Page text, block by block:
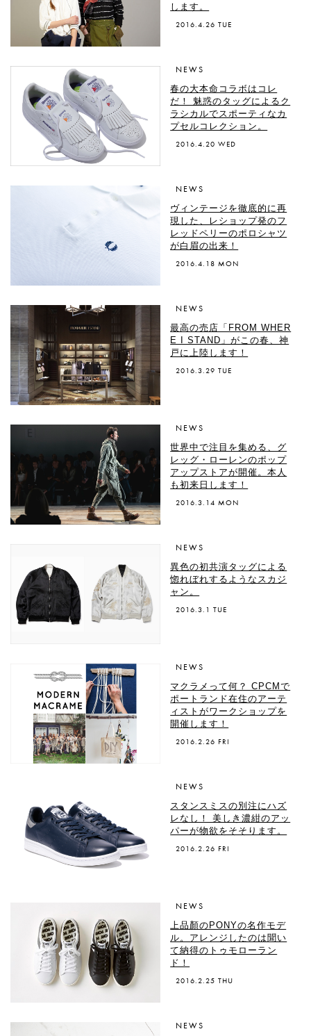
します。
2016.4.26 TUE
NEWS
春の大本命コラボはコレ
だ！ 魅惑のタッグによるク
ラシカルでスポーティなカ
プセルコレクション。
2016.4.20 WED
NEWS
ヴィンテージを徹底的に再
現した、レショップ発のフ
レッドペリーのポロシャツ
が白眉の出来！
2016.4.18 MON
NEWS
最高の売店「FROM WHER
E I STAND」がこの春、神
戸に上陸します！
2016.3.29 TUE
NEWS
世界中で注目を集める、グ
レッグ・ローレンのポップ
アップストアが開催。本人
も初来日します！
2016.3.14 MON
NEWS
異色の初共演タッグによる
惚れぼれするようなスカジ
ャン。
2016.3.1 TUE
NEWS
マクラメって何？ CPCMで
ポートランド在住のアーテ
ィストがワークショップを
開催します！
2016.2.26 FRI
NEWS
スタンスミスの別注にハズ
レなし！ 美しき濃紺のアッ
パーが物欲をそそります。
2016.2.26 FRI
NEWS
上品顏のPONYの名作モデ
ル。アレンジしたのは聞い
て納得のトゥモローラン
ド！
2016.2.25 THU
NEWS